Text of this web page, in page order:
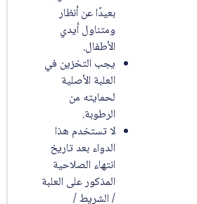
بعيدًا عن أنظار
ومتناول أيدي
الأطفال.
يجب التخزين في
العلبة الأصلية
لحمايته من
الرطوبة.
لا تستخدم هذا
الدواء بعد تاريخ
انتهاء الصلاحية
المذكور على العلبة
/ الشريط /